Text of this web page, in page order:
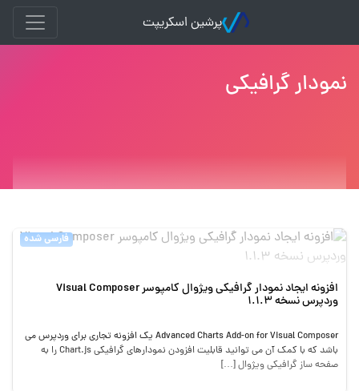
پرشین اسکریپت
نمودار گرافیکی
فارسی شده
افزونه ایجاد نمودار گرافیکی ویژوال کامپوسر Visual Composer
وردپرس نسخه 1.1.3
Advanced Charts Add-on for Visual Composer یک افزونه تجاری برای وردپرس می
باشد که با کمک آن می توانید قابلیت افزودن نمودارهای گرافیکی Chart.js را به
صفحه ساز گرافیکی ویژوال […]